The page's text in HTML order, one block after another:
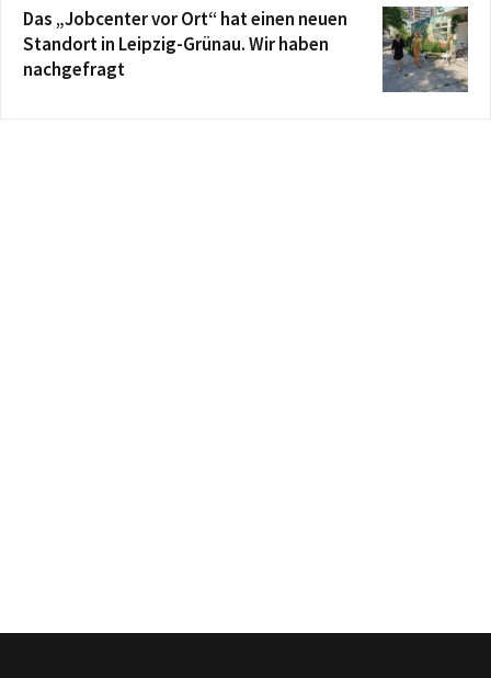
Das „Jobcenter vor Ort“ hat einen neuen
Standort in Leipzig-Grünau. Wir haben
nachgefragt